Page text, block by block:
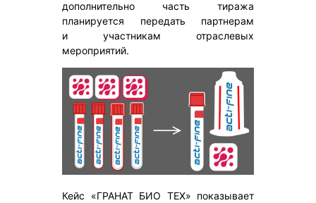
дополнительно часть тиража
планируется передать партнерам
и участникам отраслевых
мероприятий.
Кейс «ГРАНАТ БИО ТЕХ» показывает